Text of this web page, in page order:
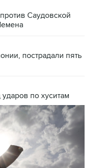
Саудовской
пострадали пять
по хуситам